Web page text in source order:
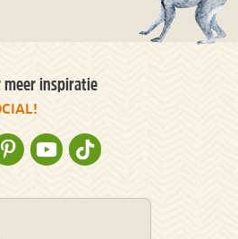
inspiratie
OP FACEBOOKOP INSTAGRAM
NATURESCANNER OP PINTEREST
NATURESCANNER OP YOUTUBE
NATURESCANNER OP